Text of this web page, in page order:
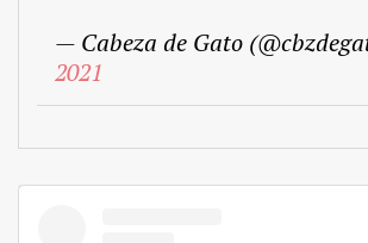
— Cabeza de Gato
2021